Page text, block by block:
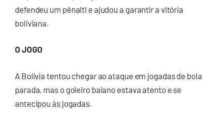
defendeu um pênalti e ajudou a garantir a vitória
boliviana.
O JOGO
A Bolívia tentou chegar ao ataque em jogadas de bola
parada, mas o goleiro baiano estava atento e se
antecipou às jogadas.